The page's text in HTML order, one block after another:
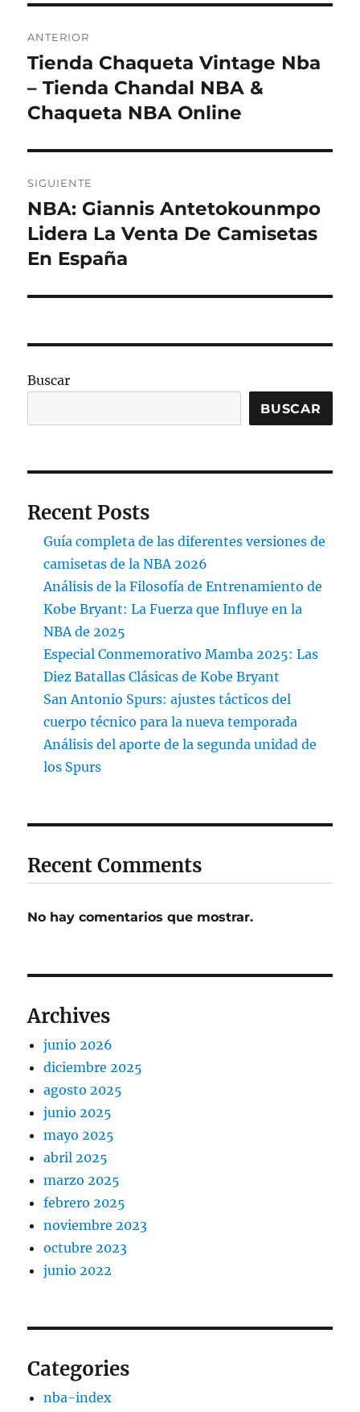
de
entradas
ANTERIOR
Entrada
anterior:
Tienda Chaqueta Vintage Nba
– Tienda Chandal NBA &
Chaqueta NBA Online
SIGUIENTE
Entrada
siguiente:
NBA: Giannis Antetokounmpo
Lidera La Venta De Camisetas
En España
Buscar
BUSCAR
Recent Posts
Guía completa de las diferentes versiones de
camisetas de la NBA 2026
Análisis de la Filosofía de Entrenamiento de
Kobe Bryant: La Fuerza que Influye en la
NBA de 2025
Especial Conmemorativo Mamba 2025: Las
Diez Batallas Clásicas de Kobe Bryant
San Antonio Spurs: ajustes tácticos del
cuerpo técnico para la nueva temporada
Análisis del aporte de la segunda unidad de
los Spurs
Recent Comments
No hay comentarios que mostrar.
Archives
junio 2026
diciembre 2025
agosto 2025
junio 2025
mayo 2025
abril 2025
marzo 2025
febrero 2025
noviembre 2023
octubre 2023
junio 2022
Categories
nba-index